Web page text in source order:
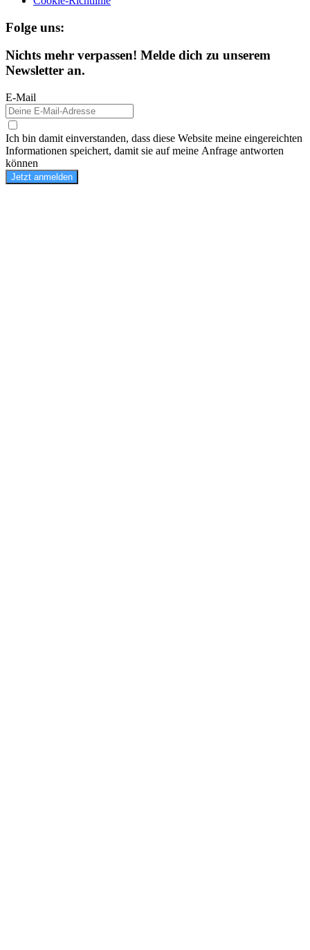
Folge uns:
Nichts mehr verpassen! Melde dich zu unserem
Newsletter an.
E-Mail
Ich bin damit einverstanden, dass diese Website meine eingereichten
Informationen speichert, damit sie auf meine Anfrage antworten
können
Jetzt anmelden